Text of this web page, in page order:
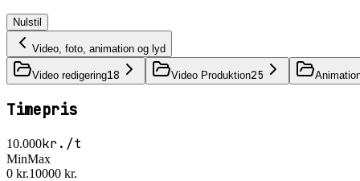
Nulstil
Video, foto, animation og lyd
Video redigering18 Video Produktion25
Timepris
10.000kr./t
MinMax
0 kr.10000 kr.